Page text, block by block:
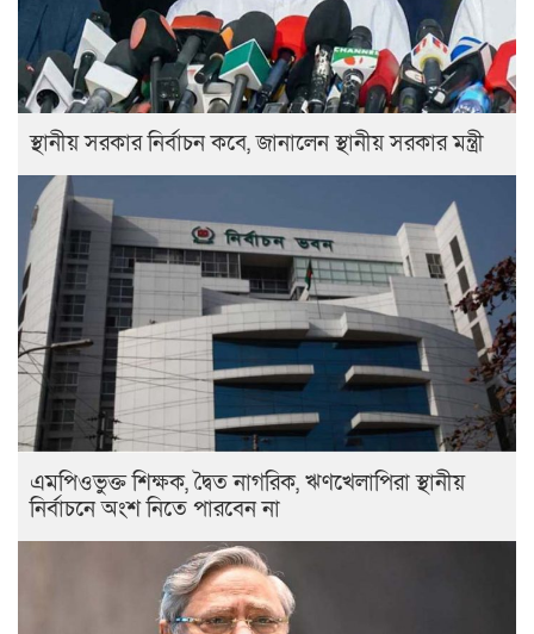
স্থানীয় সরকার নির্বাচন কবে, জানালেন স্থানীয় সরকার মন্ত্রী
এমপিওভুক্ত শিক্ষক, দ্বৈত নাগরিক, ঋণখেলাপিরা স্থানীয়
নির্বাচনে অংশ নিতে পারবেন না